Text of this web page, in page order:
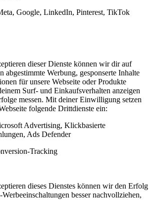
Google, LinkedIn, Pinterest, TikTok
dieser Dienste können wir dir auf
abgestimmte Werbung, gesponserte Inhalte
für unsere Webseite oder Produkte
Surf- und Einkaufsverhalten anzeigen
messen. Mit deiner Einwilligung setzen
folgende Drittdienste ein:
Advertising, Klickbasierte
Ads Defender
Tracking
dieses Dienstes können wir den Erfolg
besser nachvollziehen,